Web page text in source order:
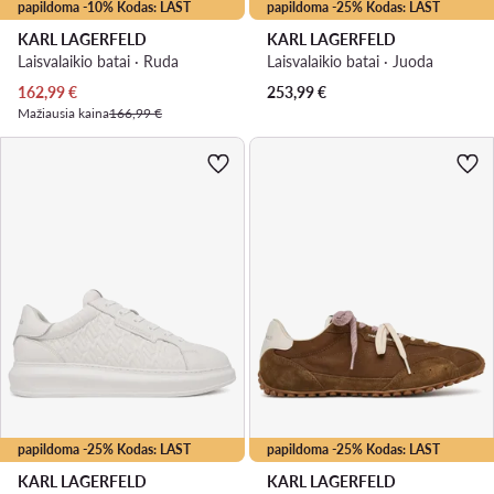
papildoma -10% Kodas: LAST
KARL LAGERFELD
Laisvalaikio batai · Ruda
Dabartinė kaina
162,99€
Mažiausia kaina166,99 €
papildoma -25% Kodas: LAST
KARL LAGERFELD
Laisvalaikio batai · Juoda
253,99€
papildoma -25% Kodas: LAST
KARL LAGERFELD
papildoma -25% Kodas: LAST
KARL LAGERFELD